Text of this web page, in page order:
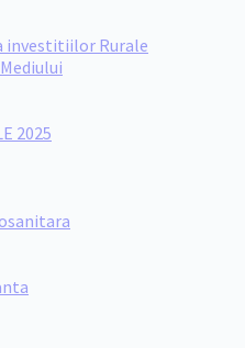
investitiilor Rurale
2025